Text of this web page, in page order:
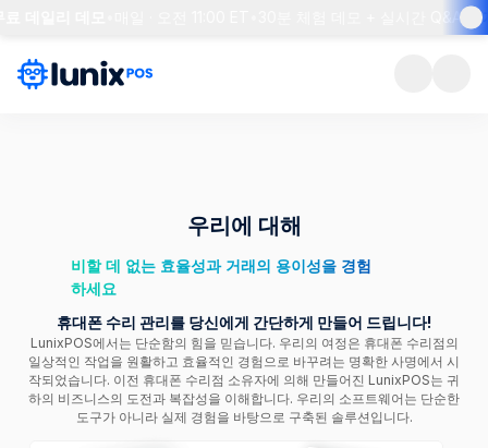
•
우리에 대해
비할 데 없는 효율성과 거래의 용이성을 경험
하세요
휴대폰 수리 관리를 당신에게 간단하게 만들어 드립니다!
LunixPOS에서는 단순함의 힘을 믿습니다. 우리의 여정은 휴대폰 수리점의
일상적인 작업을 원활하고 효율적인 경험으로 바꾸려는 명확한 사명에서 시
작되었습니다. 이전 휴대폰 수리점 소유자에 의해 만들어진 LunixPOS는 귀
하의 비즈니스의 도전과 복잡성을 이해합니다. 우리의 소프트웨어는 단순한
도구가 아니라 실제 경험을 바탕으로 구축된 솔루션입니다.